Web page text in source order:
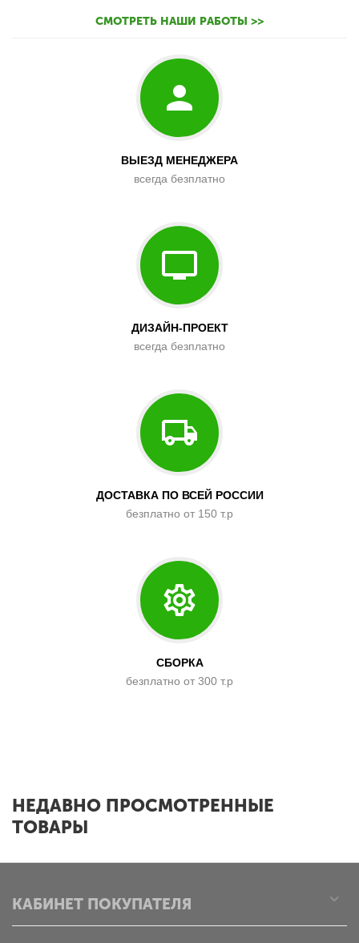
СМОТРЕТЬ НАШИ РАБОТЫ >>
ВЫЕЗД МЕНЕДЖЕРА
всегда безплатно
ДИЗАЙН-ПРОЕКТ
всегда безплатно
ДОСТАВКА ПО ВСЕЙ РОССИИ
безплатно от 150 т.р
СБОРКА
безплатно от 300 т.р
НЕДАВНО ПРОСМОТРЕННЫЕ
ТОВАРЫ
КАБИНЕТ ПОКУПАТЕЛЯ